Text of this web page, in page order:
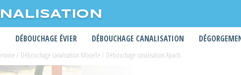
DÉBOUCHAGE ÉVIER DÉBOUCHAGE CANALISATION
/ Débouchage canalisation Moselle / Débouchage canalisation Apach